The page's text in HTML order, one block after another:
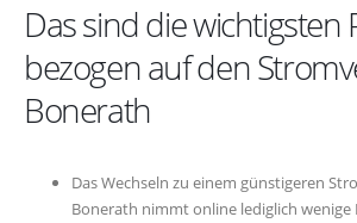
Das sind die wichtigsten
bezogen auf den
Bonerath
Das Wechseln zu einem günstigeren
Bonerath nimmt online lediglich